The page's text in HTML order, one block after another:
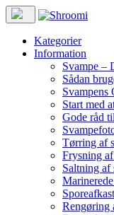
Kategorier
Information
Svampe –
Sådan
Svampens
Start med
Gode råd
Tørring af
Frysning
Saltning af
Rengøring